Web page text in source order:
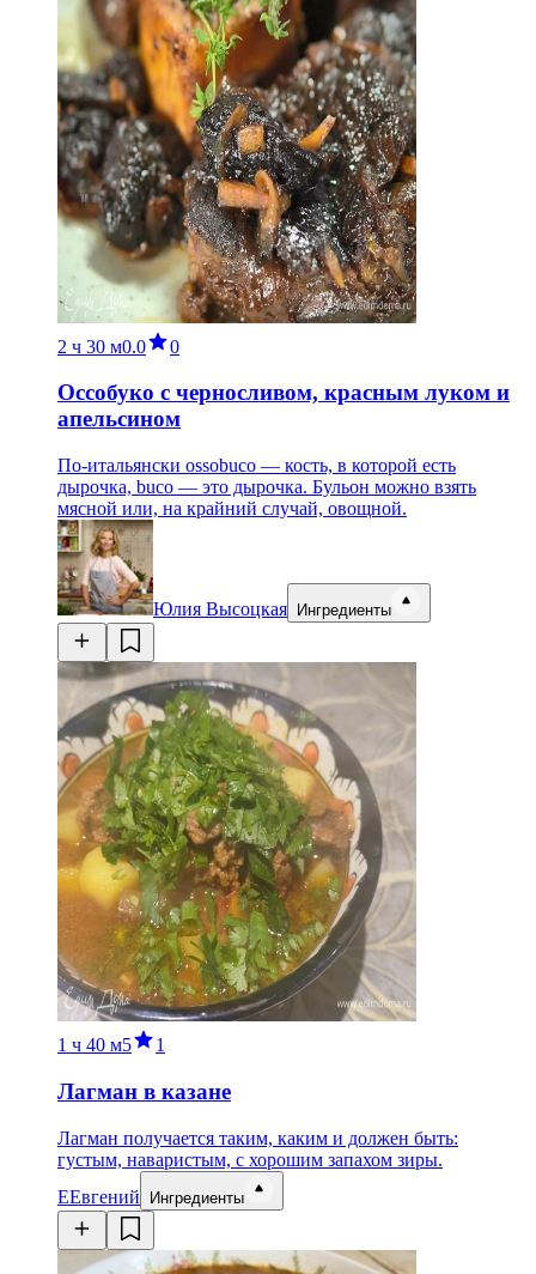
2 ч 30 м0.0 0
Оссобуко с черносливом, красным луком и
апельсином
По-итальянски ossobuco — кость, в которой есть
дырочка, buco — это дырочка. Бульон можно взять
мясной или, на крайний случай, овощной.
Юлия Высоцкая Ингредиенты
1 ч 40 м5 1
Лагман в казане
Лагман получается таким, каким и должен быть:
густым, наваристым, с хорошим запахом зиры.
ЕЕвгений Ингредиенты